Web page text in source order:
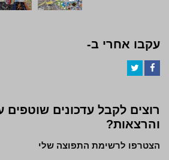
עקבו אחרי ב-
רוצים לקבל עדכונים שוטפים
והרצאות?
הצטרפו לרשימת התפוצה שלי